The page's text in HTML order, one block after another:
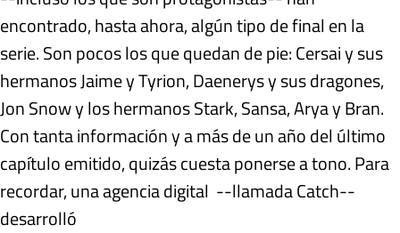
encontrado, hasta ahora, algún tipo de final en la
serie. Son pocos los que quedan de pie: Cersai y sus
hermanos Jaime y Tyrion, Daenerys y sus dragones,
Jon Snow y los hermanos Stark, Sansa, Arya y Bran.
Con tanta información y a más de un año del último
capítulo emitido, quizás cuesta ponerse a tono. Para
recordar, una agencia digital --llamada Catch--
desarrolló